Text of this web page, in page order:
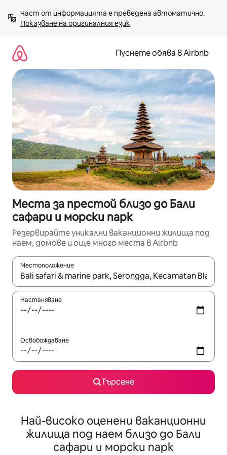
към
съдържанието
Показване на оригиналния език
Пуснете обява в Airbnb
Места за престой близо до Бали
сафари и морски парк
Резервирайте уникални ваканционни жилища под
наем, домове и още много места в Airbnb
Местоположение
Когато резултатите се покажат, използвайте
Настаняване
Освобождаване
Търсене
Най-високо оценени ваканционни
жилища под наем близо до Бали
сафари и морски парк